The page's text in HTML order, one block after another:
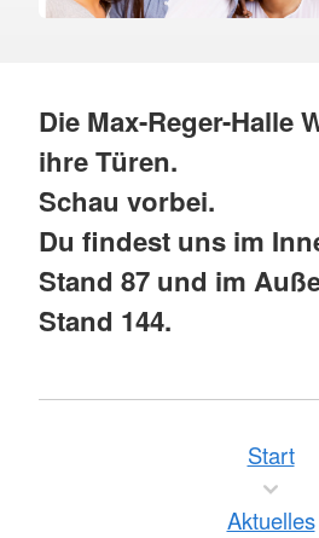
Die Max-Reger-Halle
ihre Türen.
Schau vorbei.
Du findest uns im
Stand 87 und im
Stand 144.
Start
Aktuelles